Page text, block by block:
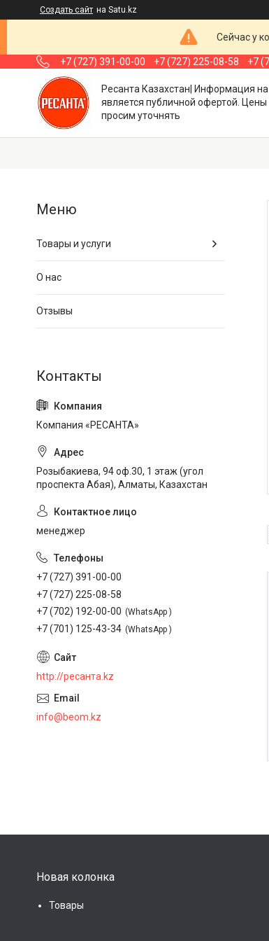
Создать сайт на Satu.kz
Сейчас у
+7 (727) 391-00-00 +7 (727) 225-08-58 +7
Ресанта Казахстан| Информация на
является публичной офертой. Цены
просим уточнять
Товары и услуги
О нас
Отзывы
Компания «РЕСАНТА»
Розыбакиева, 94 оф.30, 1 этаж (угол
проспекта Абая), Алматы, Казахстан
менеджер
+7 (727) 391-00-00
+7 (727) 225-08-58
+7 (702) 192-00-00
WhatsApp
+7 (701) 125-43-34 WhatsApp
http://ресанта.kz
info@beom.kz
Новая колонка
Товары